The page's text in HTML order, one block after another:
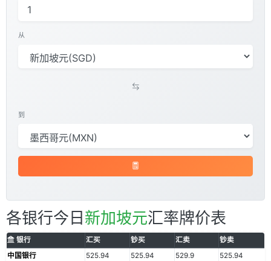
从
到
各银行今日 新加坡元汇率牌价表
银行 汇买 钞买 汇卖
钞卖
中国银行
525.94 525.94 529.9
525.94